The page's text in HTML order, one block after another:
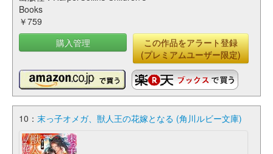
Books
￥759
購入管理
この作品をアラート登録
(プレミアムユーザー限定)
10： 末っ子オメガ、獣人王の花嫁となる (角川ルビー文庫)